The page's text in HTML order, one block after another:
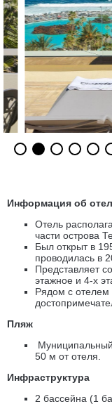
Информация об
Отель
части острова
Был открыт в
проводилась в
Представляет
этажное и 4-х
Рядом с отелем
Пляж
50 м от отеля.
Инфраструктура
2 бассейна (1